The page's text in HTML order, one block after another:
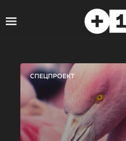
СПЕЦПРОЕКТ